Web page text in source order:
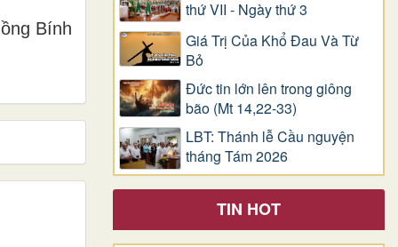
Bính
thứ VII - Ngày thứ 3
Giá Trị Của Khổ Ðau Và Từ
Bỏ
Đức tin lớn lên trong giông
bão (Mt 14,22-33)
LBT: Thánh lễ Cầu nguyện
tháng Tám 2026
TIN HOT